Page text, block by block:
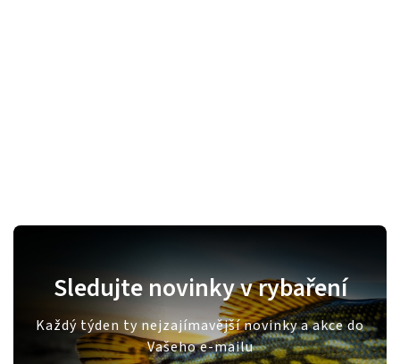
Sledujte novinky v rybaření
Každý týden ty nejzajímavější novinky a akce do
Vašeho e-mailu